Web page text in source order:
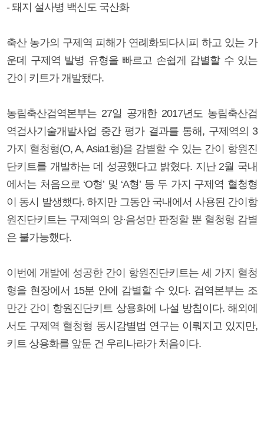
- 돼지 설사병 백신도 국산화
축산 농가의 구제역 피해가 연례화되다시피 하고 있는 가
운데 구제역 발병 유형을 빠르고 손쉽게 감별할 수 있는
간이 키트가 개발됐다.
농림축산검역본부는 27일 공개한 2017년도 농림축산검
역검사기술개발사업 중간 평가 결과를 통해, 구제역의 3
가지 혈청형(O, A, Asia1형)을 감별할 수 있는 간이 항원진
단키트를 개발하는 데 성공했다고 밝혔다. 지난 2월 국내
에서는 처음으로 ‘O형’ 및 ‘A형’ 등 두 가지 구제역 혈청형
이 동시 발생했다. 하지만 그동안 국내에서 사용된 간이항
원진단키트는 구제역의 양·음성만 판정할 뿐 혈청형 감별
은 불가능했다.
이번에 개발에 성공한 간이 항원진단키트는 세 가지 혈청
형을 현장에서 15분 안에 감별할 수 있다. 검역본부는 조
만간 간이 항원진단키트 상용화에 나설 방침이다. 해외에
서도 구제역 혈청형 동시감별법 연구는 이뤄지고 있지만,
키트 상용화를 앞둔 건 우리나라가 처음이다.